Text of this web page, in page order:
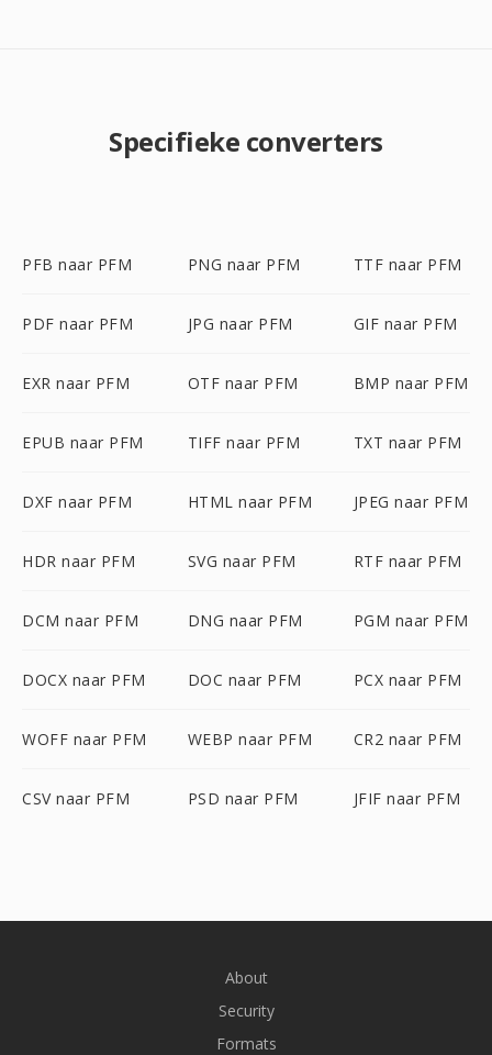
Specifieke converters
PFB naar PFM PNG naar PFM TTF naar PFM
PDF naar PFM JPG naar PFM GIF naar PFM
EXR naar PFM OTF naar PFM BMP naar PFM
EPUB naar PFM TIFF naar PFM TXT naar PFM
DXF naar PFM HTML naar PFM JPEG naar PFM
HDR naar PFM SVG naar PFM RTF naar PFM
DCM naar PFM DNG naar PFM PGM naar PFM
DOCX naar PFM DOC naar PFM PCX naar PFM
WOFF naar PFM WEBP naar PFM CR2 naar PFM
CSV naar PFM PSD naar PFM JFIF naar PFM
About
Security
Formats